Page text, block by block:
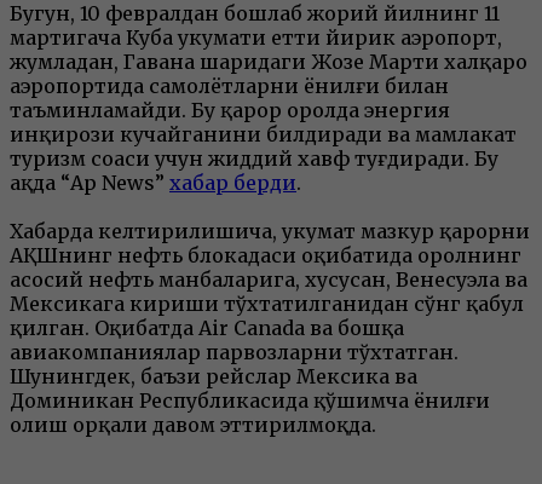
Бугун, 10 февралдан бошлаб жорий йилнинг 11
мартигача Куба ҳукумати етти йирик аэропорт,
жумладан, Гавана шаҳридаги Жозе Марти халқаро
аэропортида самолётларни ёнилғи билан
таъминламайди. Бу қарор оролда энергия
инқирози кучайганини билдиради ва мамлакат
туризм соҳаси учун жиддий хавф туғдиради. Бу
ҳақда “Ap News” хабар берди.
Хабарда келтирилишича, ҳукумат мазкур қарорни
АҚШнинг нефть блокадаси оқибатида оролнинг
асосий нефть манбаларига, хусусан, Венесуэла ва
Мексикага кириши тўхтатилганидан сўнг қабул
қилган. Оқибатда Air Canada ва бошқа
авиакомпаниялар парвозларни тўхтатган.
Шунингдек, баъзи рейслар Мексика ва
Доминикан Республикасида қўшимча ёнилғи
олиш орқали давом эттирилмоқда.